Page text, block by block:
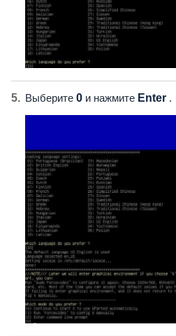
Выберите 0 и нажмите Enter .